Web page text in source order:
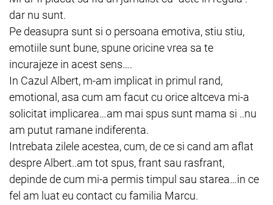
dar nu sunt.
Pe deasupra sunt si o persoana emotiva, stiu stiu,
emotiile sunt bune, spune oricine vrea sa te
incurajeze in acest sens….
In Cazul Albert, m-am implicat in primul rand,
emotional, asa cum am facut cu orice altceva mi-a
solicitat implicarea…am mai spus sunt mama si ..nu
am putut ramane indiferenta.
Intrebata zilele acestea, cum, de ce si cand am aflat
despre Albert..am tot spus, frant sau rasfrant,
depinde de cum mi-a permis timpul sau starea…in ce
fel am luat eu contact cu familia Marcu.